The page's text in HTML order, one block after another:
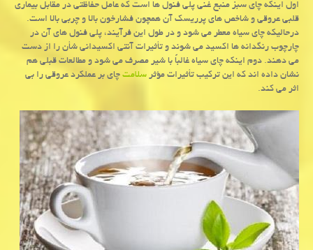
اول اینكه چای سبز منبع غنی پلی فنول ها است كه عامل حفاظتی در مقابل بیماری
قلبی عروقی و شاخص های پرریسك آن همچون فشارخون بالا و چربی بالا است.
درحالیكه چای سیاه معطر می شود و در طول این فرآیند، پلی فنول های آن در
چارچوب رنگدانه ها اكسید می شوند و تأثیرات آنتی اكسیدانی شأن را از دست
می دهند. دوم اینكه چای سیاه غالباً با شیر مصرف می شود و مطالعات قبلی هم
نشان داده اند كه این تركیب تأثیرات مؤثرسلامتچای بر عملكرد عروقی را بی
اثر می كند.